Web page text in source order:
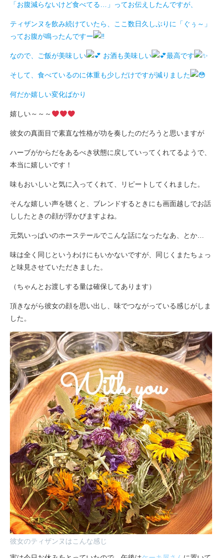
「お腹減らないけど食べてる…」ってお伝えしたんですが、
ティザンヌを飲み続けていたら、ここ数日久しぶりに「ぐぅ～」
ってお腹が鳴ったんですー
なので、ご飯が美味しい お酒も美味しい 最高です
そして、食べているのに体重も少しだけですが減りました
何だか嬉しい変化ばかり
嬉しい～～～
彼女の真面目で素直な性格が功を奏したのだろうと思いますが
ハーブがからだをあるべき状態に戻していってくれてるようで、
本当に嬉しいです！
味もおいしいと気に入ってくれて、リピートしてくれました。
そんな嬉しい声を聴くと、ブレンドするときにも画面越しでお話
ししたときの顔が浮かびますよね。
元気いっぱいのホーステールでこんな話になったなあ、とか…
味は全く同じというわけにもいかないですが、同じくまたちょっ
と味見させていただきました。
（ちゃんとお渡しする量は確保してあります）
頂きながら彼女の顔を思い出し、味でつながっている感じがしま
した。
彼女のティザンヌはこんな感じ